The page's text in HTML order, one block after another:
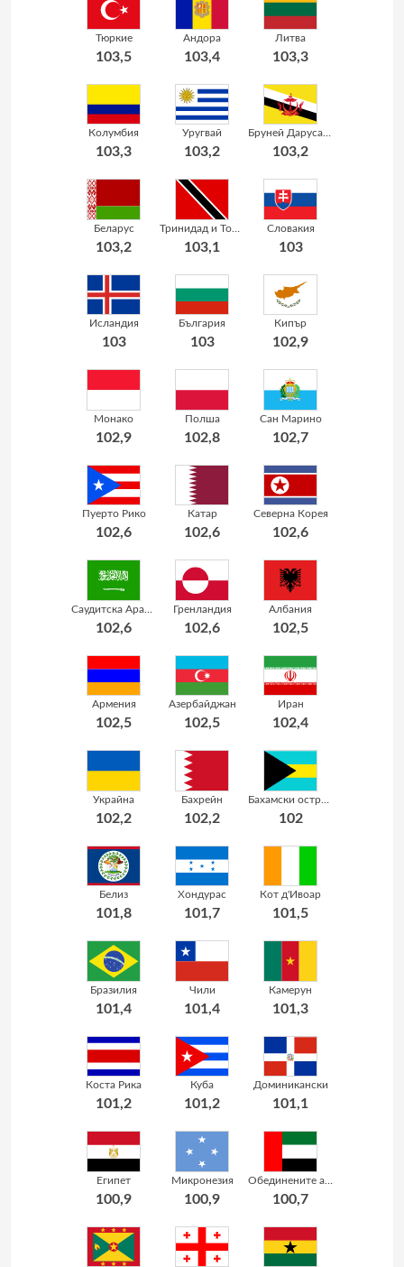
Тюркие
103,5
Андора
103,4
Литва
103,3
Колумбия
103,3
Уругвай
103,2 103,2
Беларус
103,2 103,1
Словакия
103
Исландия
103
България
103
Кипър
102,9
Монако
102,9
Полша
102,8
Сан Марино
102,7
Пуерто Рико
102,6
Катар
102,6
Северна Корея
102,6
102,6
Гренландия
102,6
Албания
102,5
Армения
102,5
Азербайджан
102,5
Иран
102,4
Украйна
102,2
Бахрейн
102,2 102
Белиз
101,8
Хондурас
101,7
Кот д'Ивоар
101,5
Бразилия
101,4
Чили
101,4
Камерун
101,3
Коста Рика
101,2
Куба
101,2
Доминикански
101,1
Египет
100,9
Микронезия
100,9 100,7